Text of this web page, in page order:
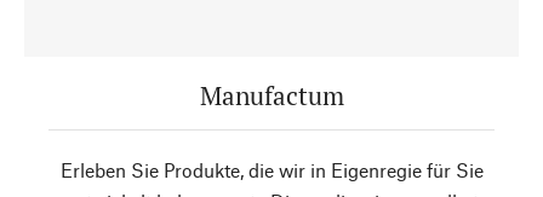
Manufactum
Erleben Sie Produkte, die wir in Eigenregie für Sie